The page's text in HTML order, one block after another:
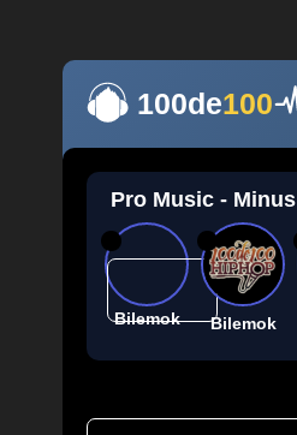
100de100
Pro Music - Minus
Bilemok Bilemok